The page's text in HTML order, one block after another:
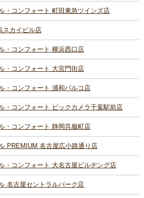
・コンフォート 町田東急ツインズ店
スカイビル店
・コンフォート 横浜西口店
・コンフォート 大宮門街店
・コンフォート 浦和パルコ店
・コンフォート ビックカメラ千葉駅前店
・コンフォート 静岡呉服町店
PREMIUM 名古屋広小路通り店
・コンフォート 大名古屋ビルヂング店
名古屋セントラルパーク店